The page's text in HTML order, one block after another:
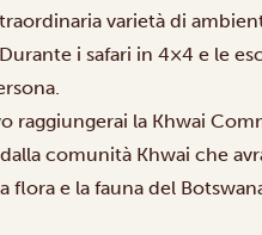
varietà di
i safari in 4×4 e le
raggiungerai la Khwai
comunità Khwai che
flora e la fauna del